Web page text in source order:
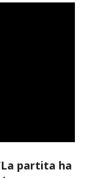
partita ha